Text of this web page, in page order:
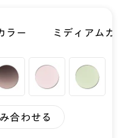
ラー ミディアムカ
合わせる